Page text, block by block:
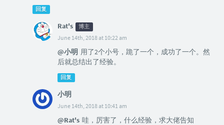
回复
Rat's 博主
June 14th, 2018 at 10:22 am
@小明 用了2个小号，跪了一个，成功了一个。然
后就总结出了经验。
回复
小明
June 14th, 2018 at 10:41 am
@Rat's 哇，厉害了，什么经验，求大佬告知